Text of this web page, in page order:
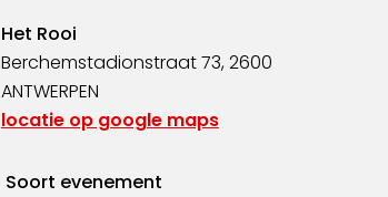
Het Rooi
Berchemstadionstraat 73, 2600
ANTWERPEN
locatie op google maps
Soort evenement